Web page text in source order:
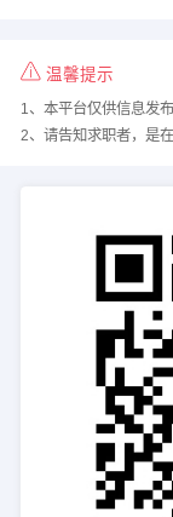
温馨提示
1、本平台仅供信息发
2、请告知求职者，是在